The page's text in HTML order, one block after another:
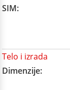
SIM:
Telo i izrada
Dimenzije: